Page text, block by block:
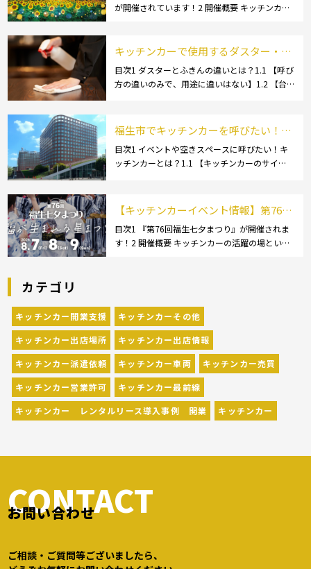
れています！
が開催されています！2 開催概要 キッチンカー
ルメイベントが催されています。 開業前にキ
キッチンカーで使用するダスター・ふ
きんの選び方とは？おすすめ商品3選
も紹介！
目次1 ダスターとふきんの違いとは？1.1 【呼び
方の違いのみで、用途に違いはない】1.2 【台
特徴2.1 【綿】2.2 【マイクロ […]
福生市でキッチンカーを呼びたい！派
遣してもらうにはどうすれば良いの？
依頼の流れや人気メニューを解説
目次1 イベントや空きスペースに呼びたい！キ
ッチンカーとは？1.1 【キッチンカーのサイ
チンカー:1t～ […]
【キッチンカーイベント情報】第76回
福生七夕まつりが開催されます！
目次1 『第76回福生七夕まつり』が開催されま
す！2 開催概要 キッチンカーの活躍の場といえ
カテゴリ
キッチンカー開業支援
キッチンカーその他
キッチンカー出店場所
キッチンカー出店情報
キッチンカー派遣依頼
キッチンカー車両
キッチンカー売買
キッチンカー営業許可
キッチンカー最前線
キッチンカー レンタルリース導入事例 開業
キッチンカー
CONTACT
お問い合わせ
ご相談・ご質問等ございましたら、